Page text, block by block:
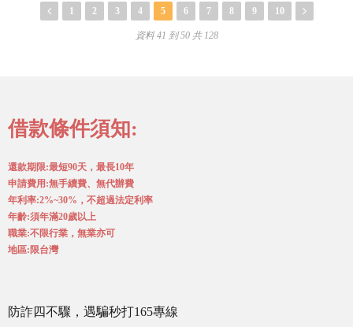
1 2 3 4 5 6 7 8 9 10
資料 41 到 50 共 128
借款條件須知:
還款期限:最短90天，最長10年
申請費用:無手續費、無代辦費
年利率:2%~30%，不超過法定利率
年齡:須年滿20歲以上
職業:不限行業，無業亦可
地區:限台灣
防詐四不驟，遇騙秒打165專線